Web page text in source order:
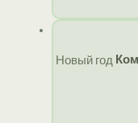
Новый год